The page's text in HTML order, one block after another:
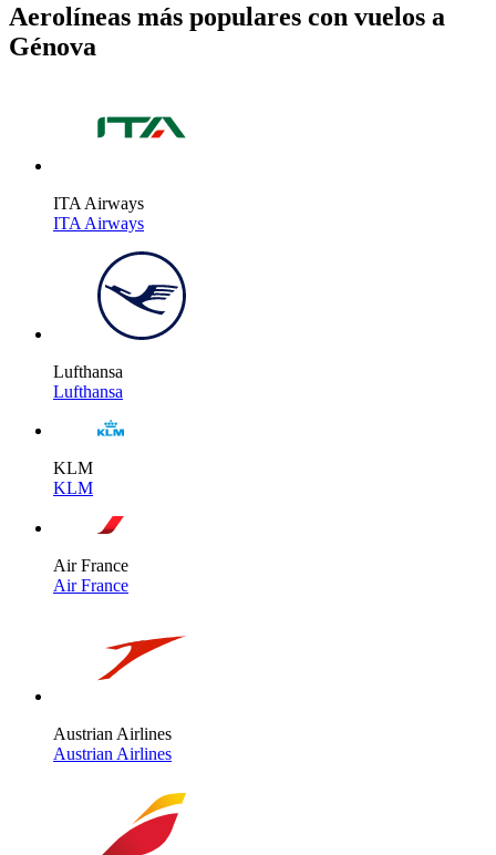
Aerolíneas más populares con vuelos a
Génova
ITA Airways
ITA Airways
Lufthansa
Lufthansa
KLM
KLM
Air France
Air France
Austrian Airlines
Austrian Airlines